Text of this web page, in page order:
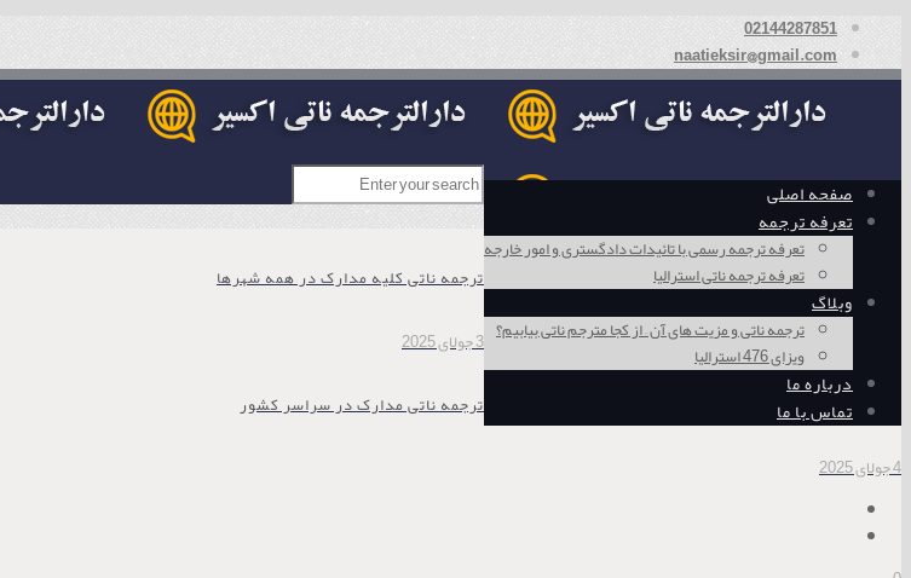
02144287851
naatieksir@gmail.com
صفحه اصلی
تعرفه ترجمه
تعرفه ترجمه رسمی با تائیدات دادگستری و امور خارجه
تعرفه ترجمه ناتی استرالیا
وبلاگ
ترجمه ناتی و مزیت های آن – از کجا مترجم ناتی بیابیم؟
ویزای 476 استرالیا
درباره ما
تماس با ما
ترجمه ناتی کلیه مدارک در همه شهرها
3 جولای 2025
ترجمه ناتی مدارک در سراسر کشور
4 جولای 2025